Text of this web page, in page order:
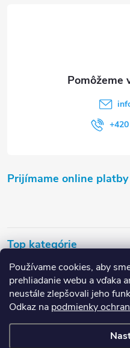
Používame cookies, aby
prehliadanie webu a vďaka
neustále zlepšovali jeho
Odkaz na podmienky
Prijímame online platby
Top kategórie
Užitočné odkazy